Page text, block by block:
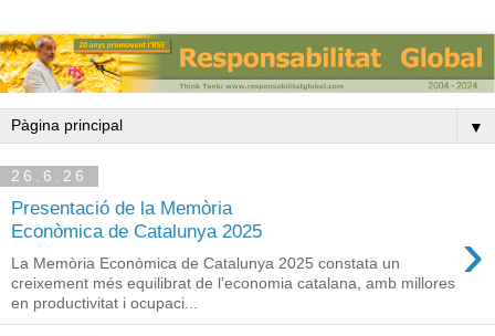
▼
26.6.26
Presentació de la Memòria
Econòmica de Catalunya 2025
›
La Memòria Econòmica de Catalunya 2025 constata un
creixement més equilibrat de l’economia catalana, amb millores
en productivitat i ocupaci...